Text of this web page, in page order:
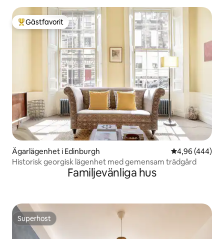
Populär gästfavorit
Gästfavorit
Ägarlägenhet i Edinburgh 4,96 av 5 i
4,96 (444)
Historisk georgisk lägenhet med gemensam trädgård
Familjevänliga hus
Superhost
Superhost